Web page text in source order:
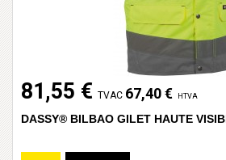
81,55 € TVAC 67,40 € HTVA
DASSY® BILBAO GILET HAUTE